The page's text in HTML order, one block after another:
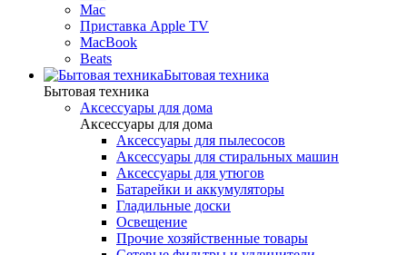
Mac
Приставка Apple TV
MacBook
Beats
Бытовая техника
Бытовая техника
Аксессуары для дома
Аксессуары для дома
Аксессуары для пылесосов
Аксессуары для стиральных машин
Аксессуары для утюгов
Батарейки и аккумуляторы
Гладильные доски
Освещение
Прочие хозяйственные товары